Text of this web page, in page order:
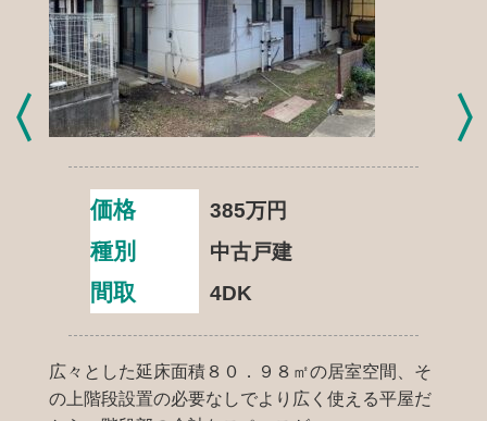
価格 385万円
種別 中古戸建
間取 4DK
広々とした延床面積８０．９８㎡の居室空間、そ
の上階段設置の必要なしでより広く使える平屋だ